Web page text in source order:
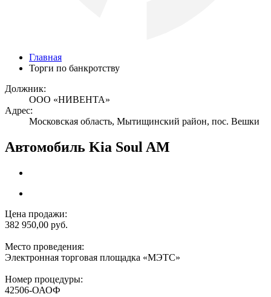
Главная
Торги по банкротству
Должник:
ООО «НИВЕНТА»
Адрес:
Московская область, Мытищинский район, пос. Вешки
Автомобиль Kia Soul AM
Цена продажи:
382 950,00 руб.
Место проведения:
Электронная торговая площадка «МЭТС»
Номер процедуры:
42506-ОАОФ